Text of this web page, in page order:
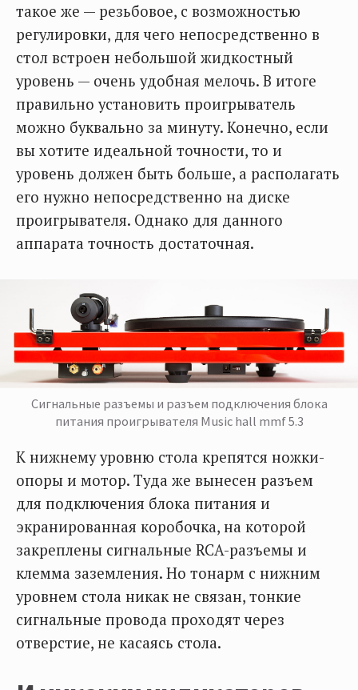
такое же — резьбовое, с возможностью
регулировки, для чего непосредственно в
стол встроен небольшой жидкостный
уровень — очень удобная мелочь. В итоге
правильно установить проигрыватель
можно буквально за минуту. Конечно, если
вы хотите идеальной точности, то и
уровень должен быть больше, а располагать
его нужно непосредственно на диске
проигрывателя. Однако для данного
аппарата точность достаточная.
Сигнальные разъемы и разъем подключения блока
питания проигрывателя Music hall mmf 5.3
К нижнему уровню стола крепятся ножки-
опоры и мотор. Туда же вынесен разъем
для подключения блока питания и
экранированная коробочка, на которой
закреплены сигнальные RCA-разъемы и
клемма заземления. Но тонарм с нижним
уровнем стола никак не связан, тонкие
сигнальные провода проходят через
отверстие, не касаясь стола.